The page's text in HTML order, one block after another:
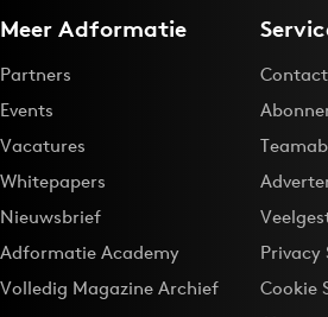
Meer Adformatie
Partners
Events
Vacatures
Whitepapers
Nieuwsbrief
Adformatie Academy
Volledig Magazine Archief
Contact
Privacy
Cookie